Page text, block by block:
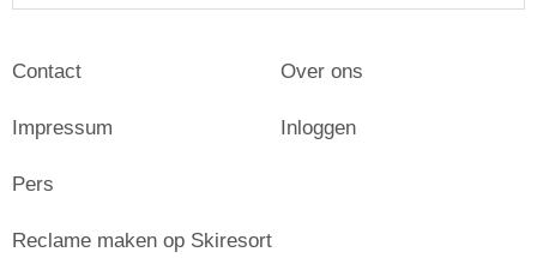
Contact
Impressum
Pers
Over ons
Inloggen
Reclame maken op Skiresort